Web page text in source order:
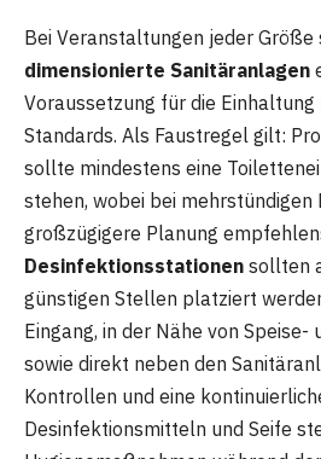
Bei Veranstaltungen jeder Größe
dimensionierte Sanitäranlagen
Voraussetzung für die Einhaltung
Standards. Als Faustregel gilt:
sollte mindestens eine
stehen, wobei bei mehrstündigen
großzügigere Planung
Desinfektionsstationen sollten
günstigen Stellen platziert
Eingang, in der Nähe von
sowie direkt neben den
Kontrollen und eine
Desinfektionsmitteln und Seife